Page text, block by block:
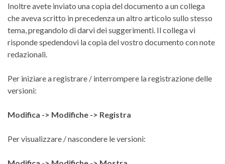
Inoltre avete inviato una copia del documento a un collega
che aveva scritto in precedenza un altro articolo sullo stesso
tema, pregandolo di darvi dei suggerimenti. Il collega vi
risponde spedendovi la copia del vostro documento con note
redazionali.
Per iniziare a registrare / interrompere la registrazione delle
versioni:
Modifica -> Modifiche -> Registra
Per visualizzare / nascondere le versioni: